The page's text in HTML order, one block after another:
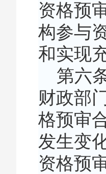
资格预
构参与
和实现
第六
财政部
格预审
发生变
资格预